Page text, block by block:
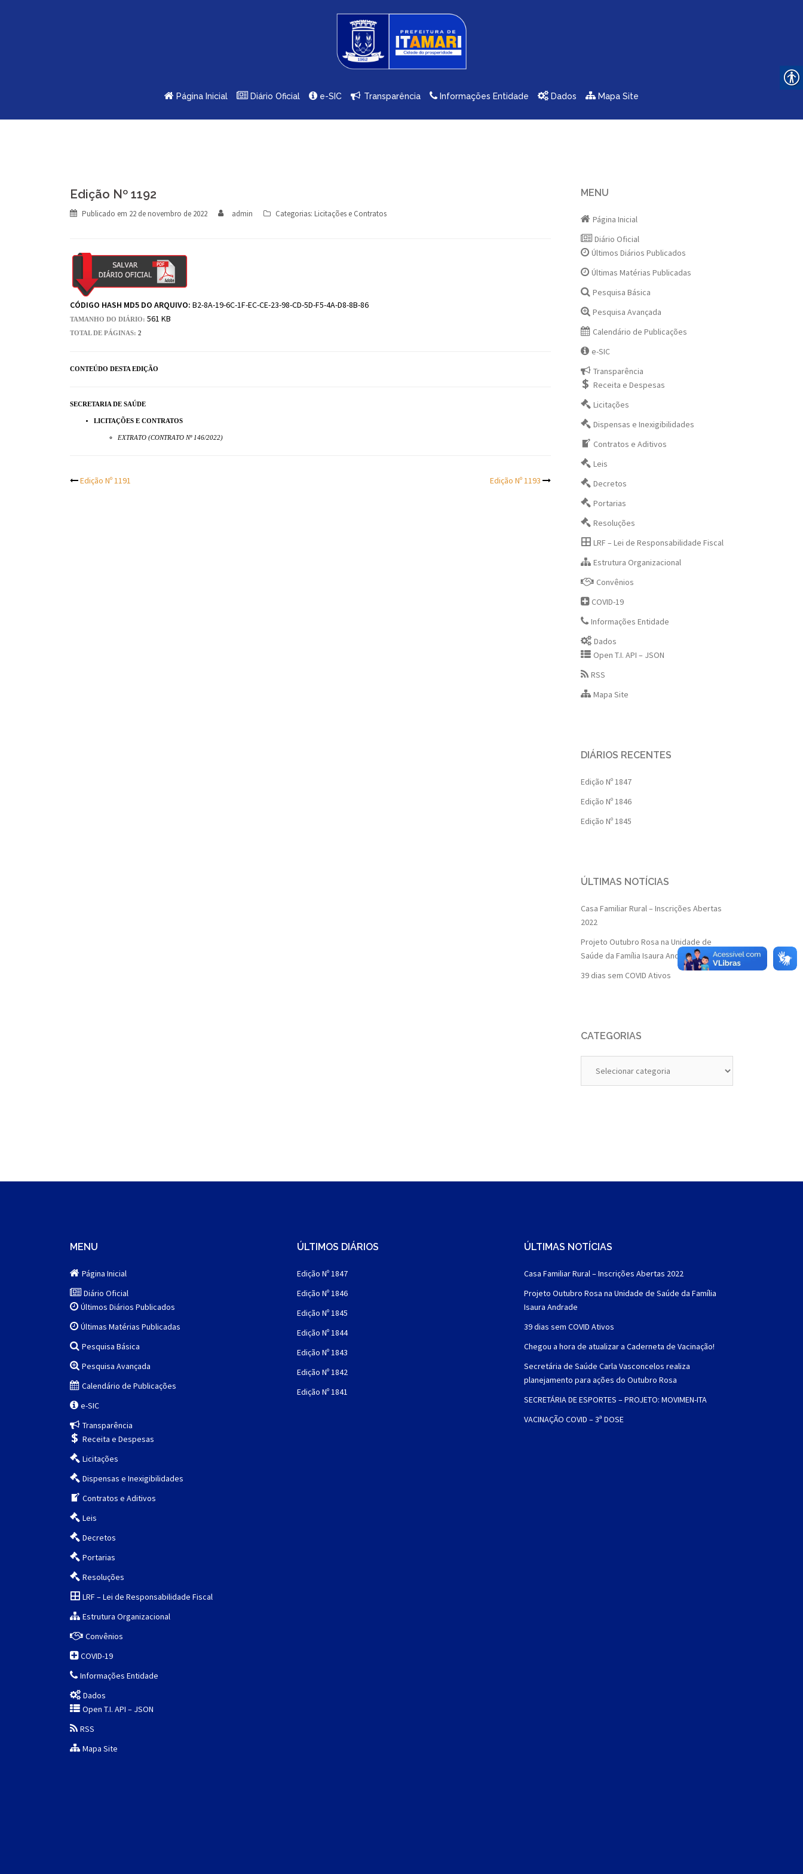
Página Inicial Diário Oficial e-SIC Transparência Informações Entidade Dados Mapa Site
Edição Nº 1192
Publicado em 22 de novembro de 2022 admin Categorias: Licitações e Contratos
CÓDIGO HASH MD5 DO ARQUIVO: B2-8A-19-6C-1F-EC-CE-23-98-CD-5D-F5-4A-D8-8B-86
TAMANHO DO DIÁRIO: 561 KB
TOTAL DE PÁGINAS: 2
CONTEÚDO DESTA EDIÇÃO
SECRETARIA DE SAÚDE
LICITAÇÕES E CONTRATOS
EXTRATO (CONTRATO Nº 146/2022)
Post
Edição Nº 1191 Edição Nº 1193
MENU
Página Inicial
Diário Oficial
Últimos Diários Publicados
Últimas Matérias Publicadas
Pesquisa Básica
Pesquisa Avançada
Calendário de Publicações
e-SIC
Transparência
Receita e Despesas
Licitações
Dispensas e Inexigibilidades
Contratos e Aditivos
Leis
Decretos
Portarias
Resoluções
LRF – Lei de Responsabilidade Fiscal
Estrutura Organizacional
Convênios
COVID-19
Informações Entidade
Dados
Open T.I. API – JSON
RSS
Mapa Site
DIÁRIOS RECENTES
Edição Nº 1847
Edição Nº 1846
Edição Nº 1845
ÚLTIMAS NOTÍCIAS
Casa Familiar Rural – Inscrições Abertas
2022
Projeto Outubro Rosa na Unidade de
Saúde da Família Isaura Andrade
39 dias sem COVID Ativos
CATEGORIAS
MENU
Página Inicial
Diário Oficial
Últimos Diários Publicados
Últimas Matérias Publicadas
Pesquisa Básica
Pesquisa Avançada
Calendário de Publicações
e-SIC
Transparência
Receita e Despesas
Licitações
Dispensas e Inexigibilidades
Contratos e Aditivos
Leis
Decretos
Portarias
Resoluções
LRF – Lei de Responsabilidade Fiscal
Estrutura Organizacional
Convênios
COVID-19
Informações Entidade
Dados
Open T.I. API – JSON
RSS
Mapa Site
ÚLTIMOS DIÁRIOS
Edição Nº 1847
Edição Nº 1846
Edição Nº 1845
Edição Nº 1844
Edição Nº 1843
Edição Nº 1842
Edição Nº 1841
ÚLTIMAS NOTÍCIAS
Casa Familiar Rural – Inscrições Abertas 2022
Projeto Outubro Rosa na Unidade de Saúde da Família
Isaura Andrade
39 dias sem COVID Ativos
Chegou a hora de atualizar a Caderneta de Vacinação!
Secretária de Saúde Carla Vasconcelos realiza
planejamento para ações do Outubro Rosa
SECRETÁRIA DE ESPORTES – PROJETO: MOVIMEN-ITA
VACINAÇÃO COVID – 3ª DOSE